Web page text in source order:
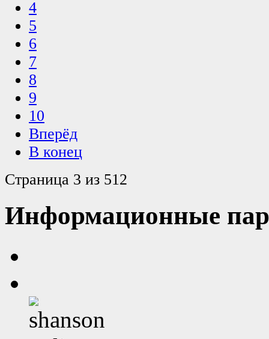
4
5
6
7
8
9
10
Вперёд
В конец
Страница 3 из 512
Информационные